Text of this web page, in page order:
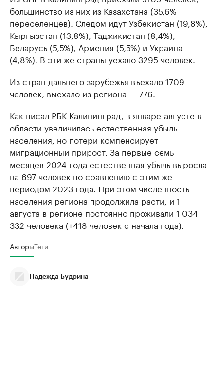
большинство из них из Казахстана (35,6%
переселенцев). Следом идут Узбекистан (19,8%),
Кыргызстан (13,8%), Таджикистан (8,4%),
Беларусь (5,5%), Армения (5,5%) и Украина
(4,8%). В эти же страны уехало 3295 человек.
Из стран дальнего зарубежья въехало 1709
человек, выехало из региона — 776.
Как писал РБК Калининград, в январе-августе в
области увеличиласьестественная убыль
населения, но потери компенсирует
миграционный прирост. За первые семь
месяцев 2024 года естественная убыль выросла
на 697 человек по сравнению с этим же
периодом 2023 года. При этом численность
населения региона продолжила расти, и 1
августа в регионе постоянно проживали 1 034
332 человека (+418 человек с начала года).
АвторыТеги
Надежда Будрина